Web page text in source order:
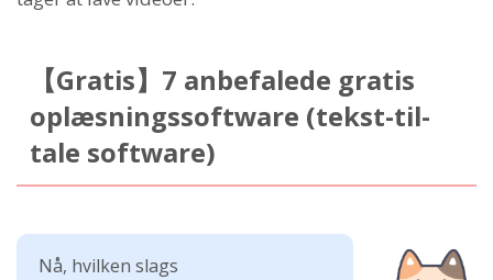
【Gratis】7 anbefalede gratis
oplæsningssoftware (tekst-til-
tale software)
Nå, hvilken slags